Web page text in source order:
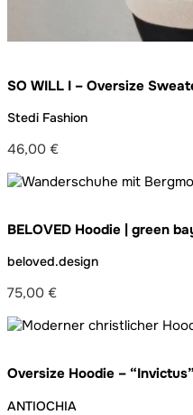
SO WILL I – Oversize
Stedi Fashion
46,00 €
BELOVED Hoodie | green
beloved.design
75,00 €
Oversize Hoodie – “Invictus”
ANTIOCHIA